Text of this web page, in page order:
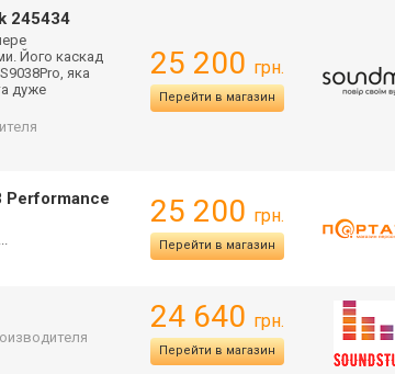
245434
Його каскад
яка
дуже
25 200 грн.
Перейти в магазин
Performance
25 200 грн.
Перейти в магазин
24 640 грн.
Перейти в магазин